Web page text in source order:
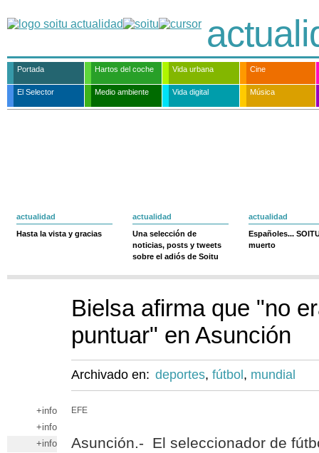
Portada Hartos del coche Vida urbana Cine
El Selector Medio ambiente Vida digital Música
actualidad
Hasta la vista y gracias
actualidad
Una selección de
noticias, posts y tweets
sobre el adiós de Soitu
actualidad
Españoles...
muerto
Bielsa afirma que "no
puntuar" en Asunción
Archivado en: deportes, fútbol , mundial
+info
+info
+info
EFE
Asunción.- El seleccionador de